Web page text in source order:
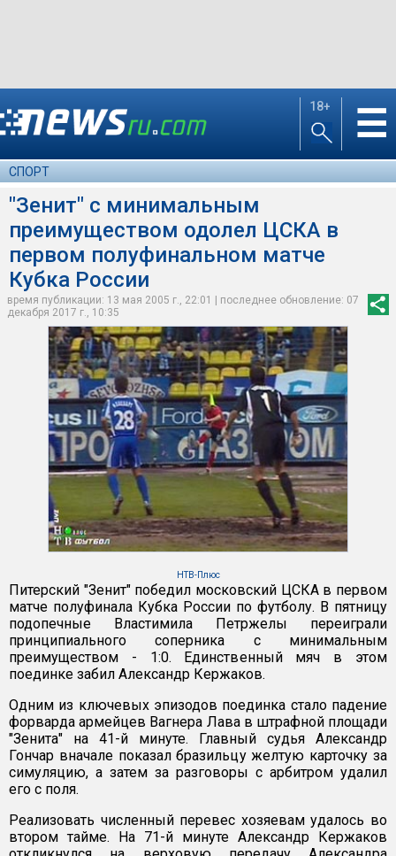
18+ ☰
СПОРТ
"Зенит" с минимальным
преимуществом одолел ЦСКА в
первом полуфинальном матче
Кубка России
время публикации: 13 мая 2005 г., 22:01 | последнее обновление: 07
декабря 2017 г., 10:35
НТВ-Плюс
Питерский "Зенит" победил московский ЦСКА в первом
матче полуфинала Кубка России по футболу. В пятницу
подопечные Властимила Петржелы переиграли
принципиального соперника с минимальным
преимуществом - 1:0. Единственный мяч в этом
поединке забил Александр Кержаков.
Одним из ключевых эпизодов поединка стало падение
форварда армейцев Вагнера Лава в штрафной площади
"Зенита" на 41-й минуте. Главный судья Александр
Гончар вначале показал бразильцу желтую карточку за
симуляцию, а затем за разговоры с арбитром удалил
его с поля.
Реализовать численный перевес хозяевам удалось во
втором тайме. На 71-й минуте Александр Кержаков